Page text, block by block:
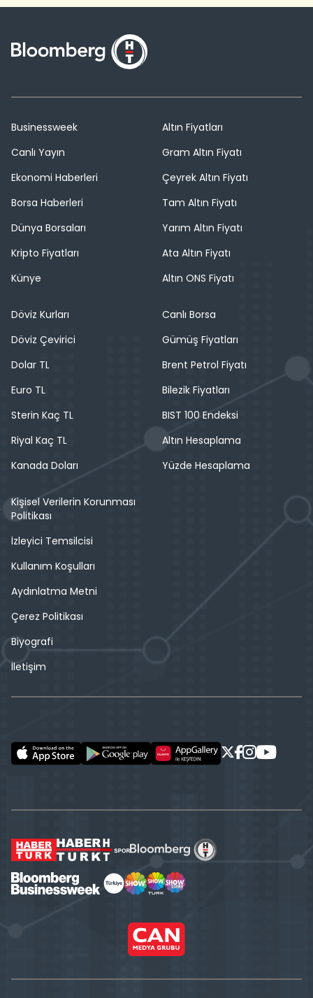
Businessweek
Canlı Yayın
Ekonomi Haberleri
Borsa Haberleri
Dünya Borsaları
Kripto Fiyatları
Künye
Altın Fiyatları
Gram Altın Fiyatı
Çeyrek Altın Fiyatı
Tam Altın Fiyatı
Yarım Altın Fiyatı
Ata Altın Fiyatı
Altın ONS Fiyatı
Döviz Kurları
Döviz Çevirici
Dolar TL
Euro TL
Sterin Kaç TL
Riyal Kaç TL
Kanada Doları
Canlı Borsa
Gümüş Fiyatları
Brent Petrol Fiyatı
Bilezik Fiyatları
BIST 100 Endeksi
Altın Hesaplama
Yüzde Hesaplama
Kişisel Verilerin Korunması
Politikası
İzleyici Temsilcisi
Kullanım Koşulları
Aydınlatma Metni
Çerez Politikası
Biyografi
İletişim